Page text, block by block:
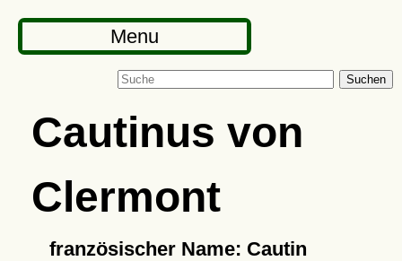
Menu
Suchen
Cautinus von
Clermont
französischer Name: Cautin